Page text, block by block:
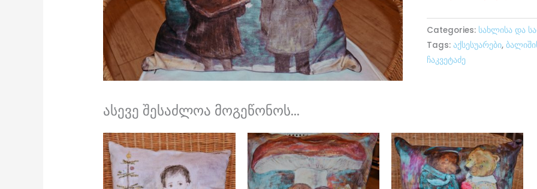
Categories: სახლისა და
Tags: აქსესუარები,
ჩაკვეტაძე
ასევე შესაძლოა მოგეწონოს...